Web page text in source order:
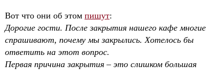
Вот что они об этом пишут:
Дорогие гости. После закрытия нашего кафе многие
спрашивают, почему мы закрылись. Хотелось бы
ответить на этот вопрос.
Первая причина закрытия – это слишком большая